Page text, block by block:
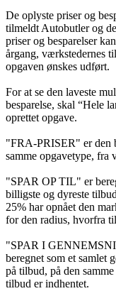
De oplyste priser og
tilmeldt Autobutler og
priser og besparelser
årgang, værkstedernes
opgaven ønskes udført.
For at se den laveste
besparelse, skal “Hele
oprettet opgave.
"FRA-PRISER" er den
samme opgavetype, fra
"SPAR OP TIL" er
billigste og dyreste
25% har opnået den
for den radius, hvorfra
"SPAR I
beregnet som et samlet
på tilbud, på den
tilbud er indhentet.